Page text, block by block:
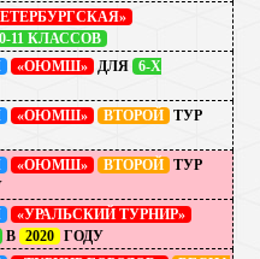
11 КЛАССОВ
«ОЮМШ» ДЛЯ 6-Х
«ОЮМШ» ВТОРОЙ ТУР
«ОЮМШ» ВТОРОЙ ТУР
«УРАЛЬСКИЙ ТУРНИР»
В 2020 ГОДУ